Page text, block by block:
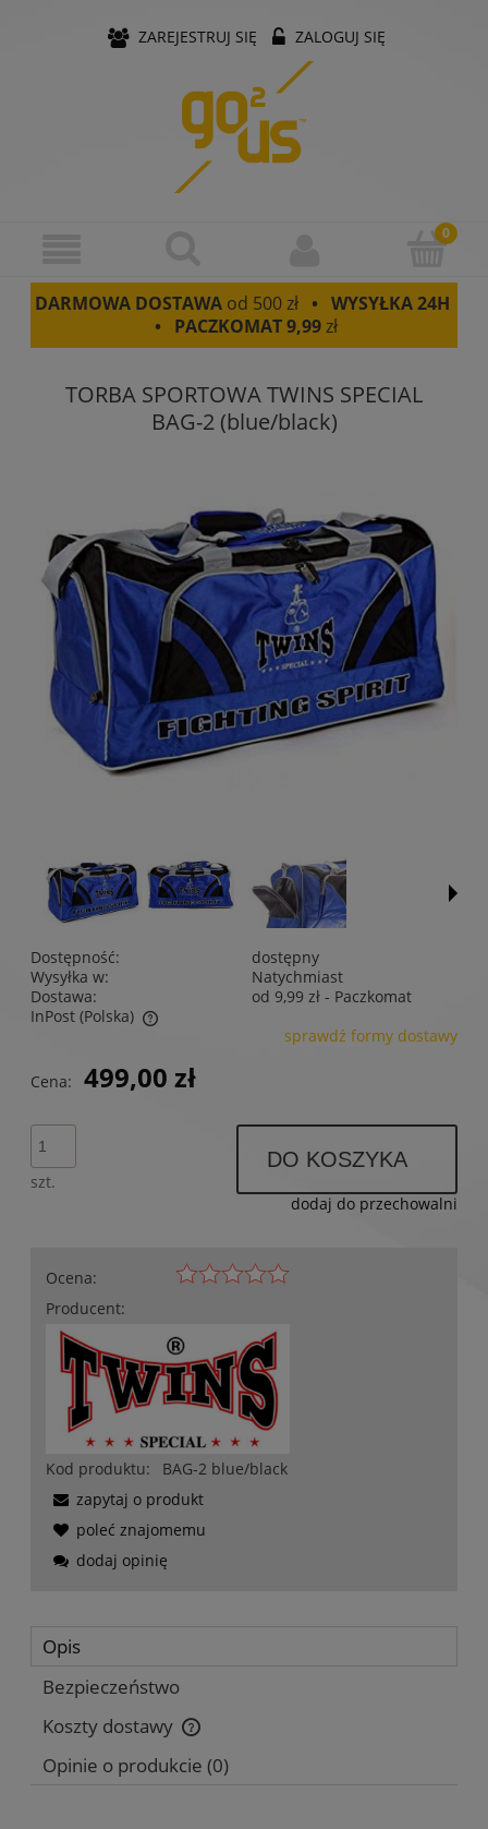
ZAREJESTRUJ SIĘ ZALOGUJ SIĘ
DARMOWA DOSTAWA od 500 zł• WYSYŁKA 24H
• PACZKOMAT9,99zł
TORBA SPORTOWA TWINS SPECIAL
BAG-2 (blue/black)
Dostępność:
dostępny
Wysyłka w:
Natychmiast
Dostawa:
od 9,99 zł - Paczkomat
InPost (Polska)
Cena nie zawiera ewentualnych kosztów płatności
sprawdź formy dostawy
Cena: 499,00 zł
szt.
DO KOSZYKA
dodaj do przechowalni
Ocena:
Producent:
Kod produktu:
BAG-2 blue/black
zapytaj o produkt
poleć znajomemu
dodaj opinię
Opis
Bezpieczeństwo
Koszty dostawy
Cena nie zawiera ewentualnych kosztów płatności
Opinie o produkcie (0)